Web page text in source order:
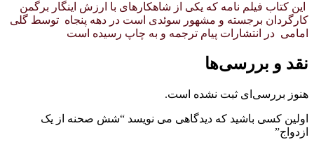
این کتاب فیلم نامه که یکی از شاهکارهای با ارزش اینگار برگمن
کارگردان برجسته و مشهور سوئدی است در دهه پنجاه توسط گلی
امامی در انتشارات پیام ترجمه و به چاپ رسیده است
نقد و بررسی‌ها
هنوز بررسی‌ای ثبت نشده است.
اولین کسی باشید که دیدگاهی می نویسد “شش صحنه از یک
ازدواج”